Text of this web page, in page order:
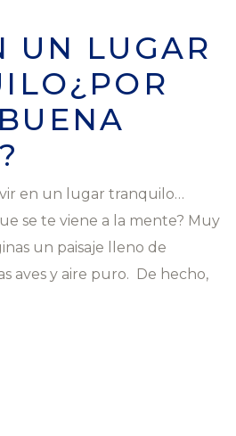
UN LUGAR
en un lugar tranquilo…
se te viene a la mente? Muy
un paisaje lleno de
aves y aire puro. De hecho,